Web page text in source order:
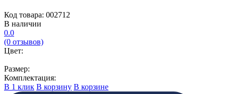
Код товара: 002712
В наличии
0.0
(0 отзывов)
Цвет:
Размер:
Комплектация:
В 1 клик В корзину В корзине